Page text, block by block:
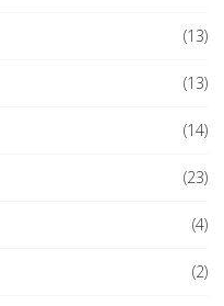
(13)
(13)
(14)
(23)
(4)
(2)